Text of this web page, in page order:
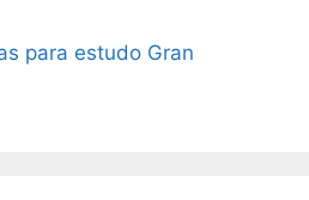
para estudo Gran